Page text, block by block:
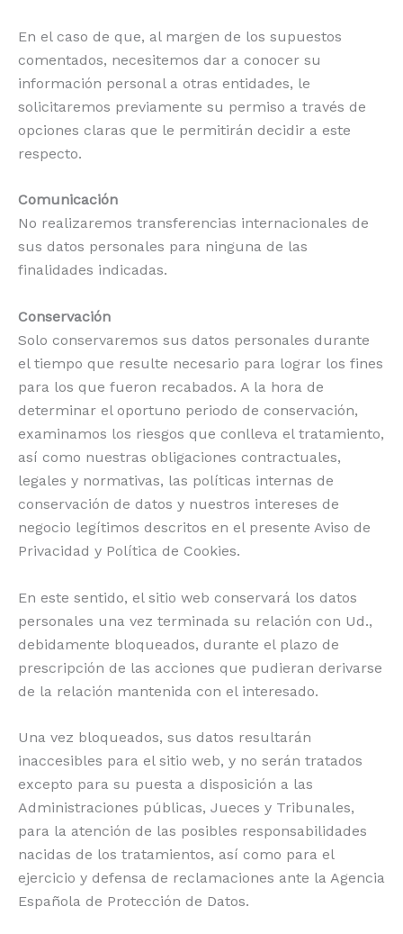
En el caso de que, al margen de los supuestos
comentados, necesitemos dar a conocer su
información personal a otras entidades, le
solicitaremos previamente su permiso a través de
opciones claras que le permitirán decidir a este
respecto.
Comunicación
No realizaremos transferencias internacionales de
sus datos personales para ninguna de las
finalidades indicadas.
Conservación
Solo conservaremos sus datos personales durante
el tiempo que resulte necesario para lograr los fines
para los que fueron recabados. A la hora de
determinar el oportuno periodo de conservación,
examinamos los riesgos que conlleva el tratamiento,
así como nuestras obligaciones contractuales,
legales y normativas, las políticas internas de
conservación de datos y nuestros intereses de
negocio legítimos descritos en el presente Aviso de
Privacidad y Política de Cookies.
En este sentido, el sitio web conservará los datos
personales una vez terminada su relación con Ud.,
debidamente bloqueados, durante el plazo de
prescripción de las acciones que pudieran derivarse
de la relación mantenida con el interesado.
Una vez bloqueados, sus datos resultarán
inaccesibles para el sitio web, y no serán tratados
excepto para su puesta a disposición a las
Administraciones públicas, Jueces y Tribunales,
para la atención de las posibles responsabilidades
nacidas de los tratamientos, así como para el
ejercicio y defensa de reclamaciones ante la Agencia
Española de Protección de Datos.